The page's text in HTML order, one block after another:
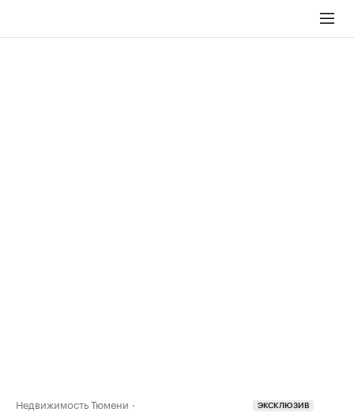
Недвижимость Тюмени ЭКСКЛЮЗИВ